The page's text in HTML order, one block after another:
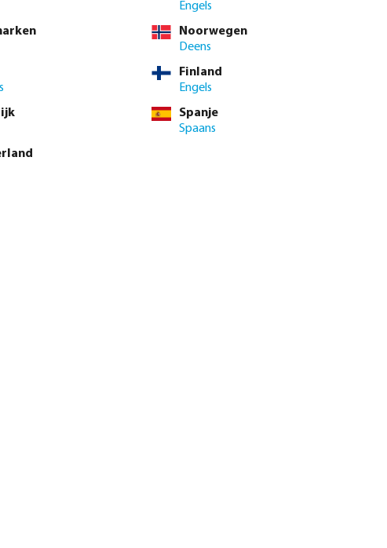
btw.
146,30 / 1 st
Engels
Noorwegen
Deens
Finland
Engels
Spanje
Spaans